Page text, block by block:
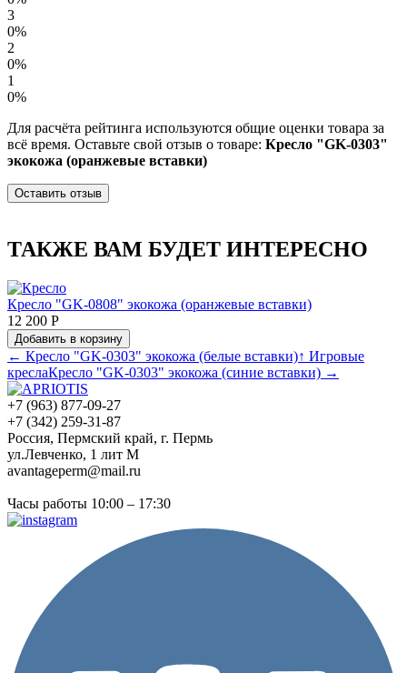
3
0%
2
0%
1
0%
Для расчёта рейтинга используются общие оценки товара за
всё время. Оставьте свой отзыв о товаре: Кресло "GK-0303"
экокожа (оранжевые вставки)
Оставить отзыв
ТАКЖЕ ВАМ БУДЕТ ИНТЕРЕСНО
Кресло "GK-0808" экокожа (оранжевые вставки)
12 200 Р
Добавить в корзину
← Кресло "GK-0303" экокожа (белые вставки)↑ Игровые
креслаКресло "GK-0303" экокожа (синие вставки) →
+7 (963) 877-09-27
+7 (342) 259-31-87
Россия, Пермский край, г. Пермь
ул.Левченко, 1 лит М
avantageperm@mail.ru
Часы работы 10:00 – 17:30